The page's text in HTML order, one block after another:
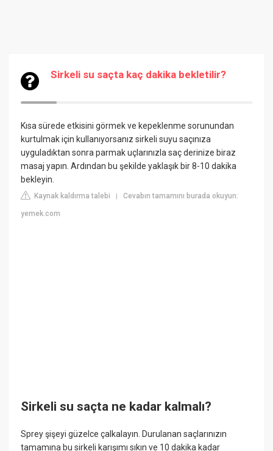
Sirkeli su saçta kaç dakika bekletilir?
Kısa sürede etkisini görmek ve kepeklenme sorunundan
kurtulmak için kullanıyorsanız sirkeli suyu saçınıza
uyguladıktan sonra parmak uçlarınızla saç derinize biraz
masaj yapın. Ardından bu şekilde yaklaşık bir 8-10 dakika
bekleyin.
Kaynak kaldırma talebi |Cevabın tamamını burada okuyun:
yemek.com
Sirkeli su saçta ne kadar kalmalı?
Sprey şişeyi güzelce çalkalayın. Durulanan saçlarınızın
tamamına bu sirkeli karışımı sıkın ve 10 dakika kadar